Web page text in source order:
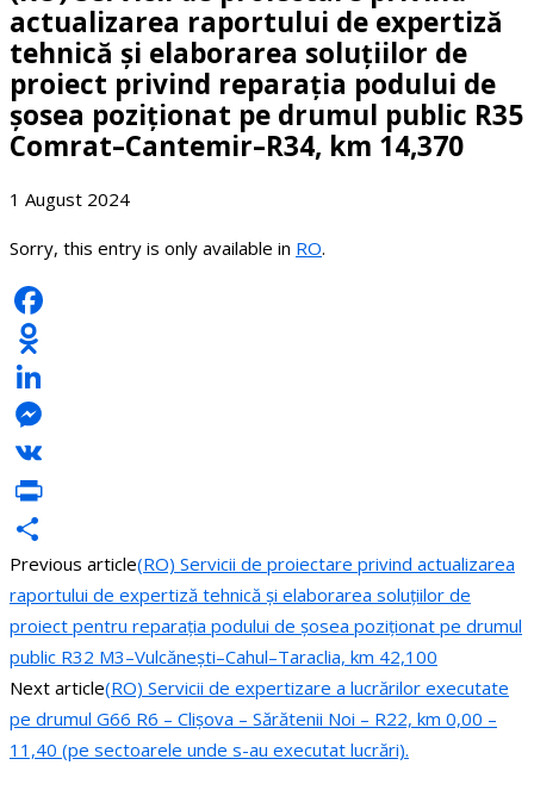
actualizarea raportului de expertiză
tehnică și elaborarea soluțiilor de
proiect privind reparația podului de
șosea poziționat pe drumul public R35
Comrat–Cantemir–R34, km 14,370
1 August 2024
Sorry, this entry is only available in RO.
Facebook
Odnoklassniki
LinkedIn
Messenger
VK
PrintFriendly
Share
Previous article(RO) Servicii de proiectare privind actualizarea
raportului de expertiză tehnică și elaborarea soluțiilor de
proiect pentru reparația podului de șosea poziționat pe drumul
public R32 M3–Vulcănești–Cahul–Taraclia, km 42,100
Next article(RO) Servicii de expertizare a lucrărilor executate
pe drumul G66 R6 – Clișova – Sărătenii Noi – R22, km 0,00 –
11,40 (pe sectoarele unde s-au executat lucrări).